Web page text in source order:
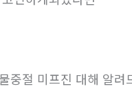
중절 미프진 대해 알려